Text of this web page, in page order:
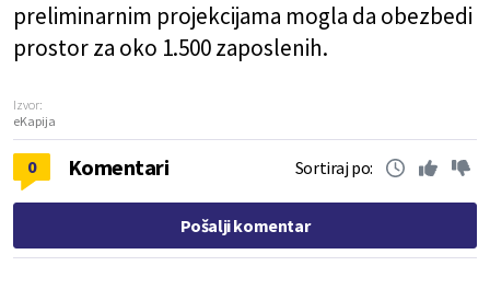
preliminarnim projekcijama mogla da obezbedi
prostor za oko 1.500 zaposlenih.
Izvor:
eKapija
0 Komentari Sortiraj po:
Pošalji komentar